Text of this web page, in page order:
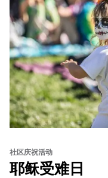
社区庆祝活动
耶稣受难日